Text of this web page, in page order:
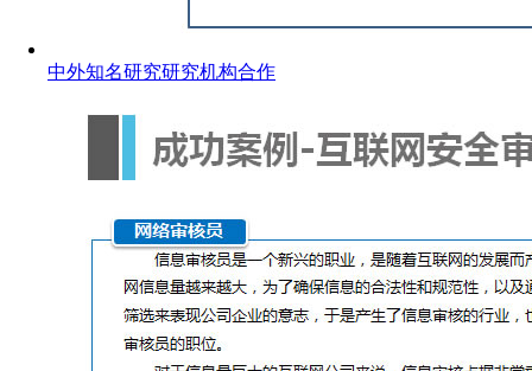
中外知名研究研究机构合作